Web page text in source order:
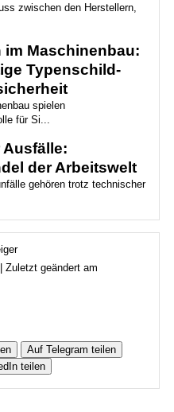
zwischen den Herstellern,
Maschinenbau:
Typenschild-
spielen
für Si...
Ausfälle:
der Arbeitswelt
gehören trotz technischer
Zuletzt geändert am
Auf Telegram teilen
teilen